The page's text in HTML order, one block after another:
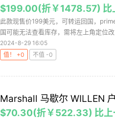
$199.00(折￥1478.57) 比
此款现售价199美元，可转运回国，
国可能无法查看库存，需将左上角定位
2024-8-29 16:05
值！ +0
不值 -0
Marshall 马歇尔 WILLEN
$70.30(折￥522.33) 比上